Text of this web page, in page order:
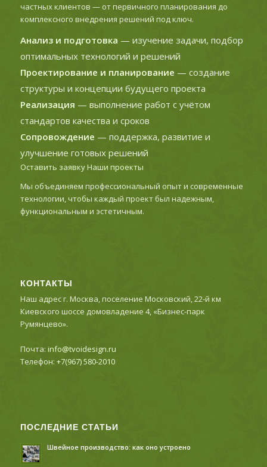
частных клиентов — от первичного планирования до
комплексного внедрения решений под ключ.
Анализ и подготовка — изучение задачи, подбор
оптимальных технологий и решений
Проектирование и планирование — создание
структуры и концепции будущего проекта
Реализация — выполнение работ с учётом
стандартов качества и сроков
Сопровождение — поддержка, развитие и
улучшение готовых решений
Оставить заявкуНаши проекты
Мы объединяем профессиональный опыт и современные
технологии, чтобы каждый проект был надежным,
функциональным и эстетичным.
КОНТАКТЫ
Наш адрес г. Москва, поселение Московский, 22-й км
Киевского шоссе домовладение 4, «Бизнес-парк
Румянцево».
Почта: info@tvoidesign.ru
Телефон: +7(967) 580-2010
ПОСЛЕДНИЕ СТАТЬИ
Швейное производство: как оно устроено